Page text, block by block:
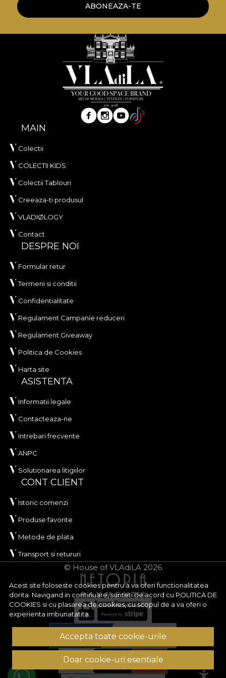
Acest site foloseste cookies pentru a va oferi functionalitatea
dorita. Navigand in continuare, sunteti de acord cu POLITICA DE
COOKIES si cu plasarea de cookies, cu scopul de a va oferi o
experienta imbunatatita.
Accepta toate cookie-urile
Doar cookie-uri esentiale
ABONEAZA-TE
MAIN
Colectii
COLECTII KIDS
Colectii Tablouri
Creeaza-ti produsul
VLADIØLOGY
Contact
DESPRE NOI
Formular retur
Termeni si conditii
Confidentialitate
Regulament Campanie reduceri
Regulament Giveaway
Politica de Cookies
Harta site
ASISTENTA
Informatii legale
Contacteaza-ne
Intrebari frecvente
ANPC
Solutionarea litigiilor
CONT CLIENT
Istoric comenzi
Produse favorite
Metode de plata
Transport si retururi
© House of VLAdiLA 2026